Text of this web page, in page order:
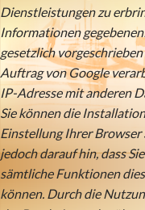
Dienstleistungen zu
Informationen
gesetzlich
Auftrag von Google
IP-Adresse mit anderen
Sie können die
Einstellung Ihrer
jedoch darauf hin, dass
sämtliche Funktionen
können. Durch die